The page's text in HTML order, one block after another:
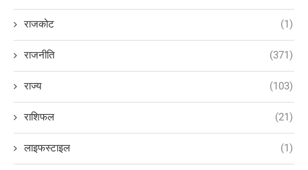
राजकोट (1)
राजनीति (371)
राज्य (103)
राशिफल (21)
लाइफस्टाइल (1)